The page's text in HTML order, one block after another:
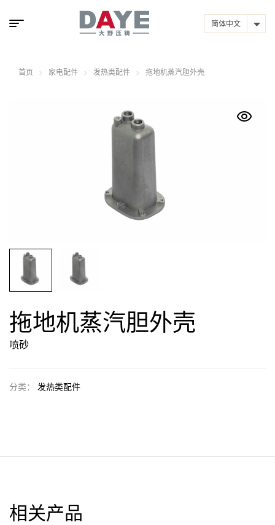
简体中文
首页 家电配件 发热类配件 拖地机蒸汽胆外壳
拖地机蒸汽胆外壳
喷砂
分类： 发热类配件
相关产品